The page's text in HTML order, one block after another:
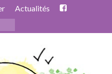
Actualités